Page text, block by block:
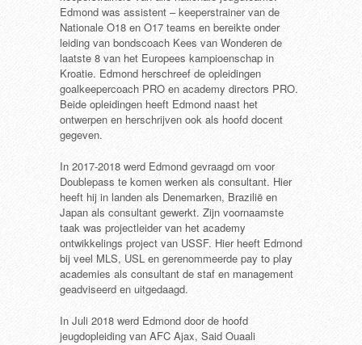
Edmond was assistent – keeperstrainer van de
Nationale O18 en O17 teams en bereikte onder
leiding van bondscoach Kees van Wonderen de
laatste 8 van het Europees kampioenschap in
Kroatie. Edmond herschreef de opleidingen
goalkeepercoach PRO en academy directors PRO.
Beide opleidingen heeft Edmond naast het
ontwerpen en herschrijven ook als hoofd docent
gegeven.
In 2017-2018 werd Edmond gevraagd om voor
Doublepass te komen werken als consultant. Hier
heeft hij in landen als Denemarken, Brazilië en
Japan als consultant gewerkt. Zijn voornaamste
taak was projectleider van het academy
ontwikkelings project van USSF. Hier heeft Edmond
bij veel MLS, USL en gerenommeerde pay to play
academies als consultant de staf en management
geadviseerd en uitgedaagd.
In Juli 2018 werd Edmond door de hoofd
jeugdopleiding van AFC Ajax, Said Ouaali